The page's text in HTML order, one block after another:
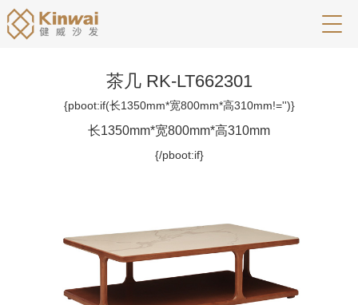
茶几 RK-LT662301
{pboot:if(长1350mm*宽800mm*高310mm!='')}
长1350mm*宽800mm*高310mm
{/pboot:if}